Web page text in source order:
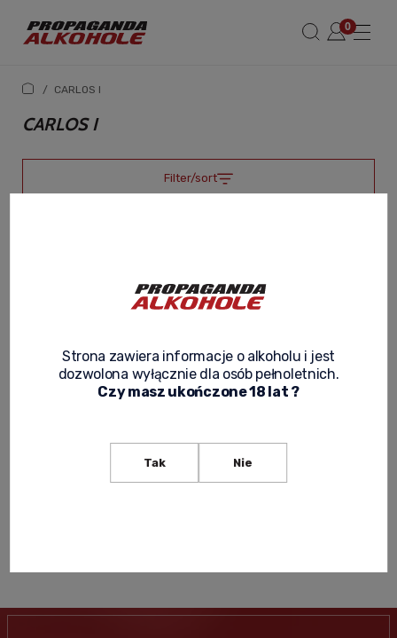
/ CARLOS I
CARLOS I
Filter/sort
(MINI) – EXCELLENT
SPANISH BRANDY IN A
COMPACT BOTTLE
Strona zawiera informacje o alkoholu i jest
dozwolona wyłącznie dla osób pełnoletnich.
Czy masz ukończone 18 lat ?
Tak Nie